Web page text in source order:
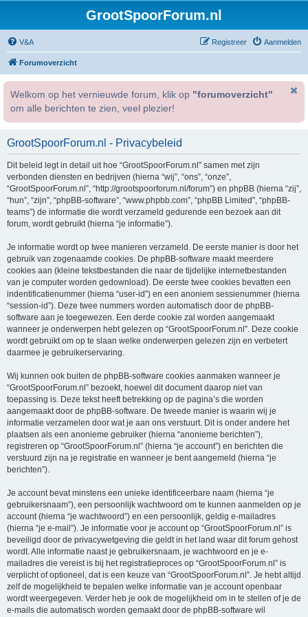
GrootSpoorForum.nl
V&A Aanmelden
Registreer
Forumoverzicht
Welkom op het vernieuwde forum, klik op "forumoverzicht"
om alle berichten te zien, veel plezier!
GrootSpoorForum.nl - Privacybeleid
Dit beleid legt in detail uit hoe “GrootSpoorForum.nl” samen met zijn
verbonden diensten en bedrijven (hierna “wij”, “ons”, “onze”,
“GrootSpoorForum.nl”, “http://grootspoorforum.nl/forum”) en phpBB (hierna “zij”,
“hun”, “zijn”, “phpBB-software”, “www.phpbb.com”, “phpBB Limited”, “phpBB-
teams”) de informatie die wordt verzameld gedurende een bezoek aan dit
forum, wordt gebruikt (hierna “je informatie”).
Je informatie wordt op twee manieren verzameld. De eerste manier is door het
gebruik van zogenaamde cookies. De phpBB-software maakt meerdere
cookies aan (kleine tekstbestanden die naar de tijdelijke internetbestanden
van je computer worden gedownload). De eerste twee cookies bevatten een
indentificatienummer (hierna “user-id”) en een anoniem sessienummer (hierna
“session-id”). Deze twee nummers worden automatisch door de phpBB-
software aan je toegewezen. Een derde cookie zal worden aangemaakt
wanneer je onderwerpen hebt gelezen op “GrootSpoorForum.nl”. Deze cookie
wordt gebruikt om op te slaan welke onderwerpen gelezen zijn en verbetert
daarmee je gebruikerservaring.
Wij kunnen ook buiten de phpBB-software cookies aanmaken wanneer je
“GrootSpoorForum.nl” bezoekt, hoewel dit document daarop niet van
toepassing is. Deze tekst heeft betrekking op de pagina’s die worden
aangemaakt door de phpBB-software. De tweede manier is waarin wij je
informatie verzamelen door wat je aan ons verstuurt. Dit is onder andere het
plaatsen als een anonieme gebruiker (hierna “anonieme berichten”),
registreren op “GrootSpoorForum.nl” (hierna “je account”) en berichten die
verstuurd zijn na je registratie en wanneer je bent aangemeld (hierna “je
berichten”).
Je account bevat minstens een unieke identificeerbare naam (hierna “je
gebruikersnaam”), een persoonlijk wachtwoord om te kunnen aanmelden op je
account (hierna “je wachtwoord”) en een persoonlijk, geldig e-mailadres
(hierna “je e-mail”). Je informatie voor je account op “GrootSpoorForum.nl” is
beveiligd door de privacywetgeving die geldt in het land waar dit forum gehost
wordt. Alle informatie naast je gebruikersnaam, je wachtwoord en je e-
mailadres die vereist is bij het registratieproces op “GrootSpoorForum.nl” is
verplicht of optioneel, dat is een keuze van “GrootSpoorForum.nl”. Je hebt altijd
zelf de mogelijkheid te bepalen welke informatie van je account openbaar
wordt weergegeven. Verder heb je ook de mogelijkheid om in te stellen of je de
e-mails die automatisch worden gemaakt door de phpBB-software wil